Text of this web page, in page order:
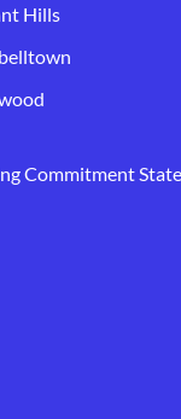
Hills
Commitment